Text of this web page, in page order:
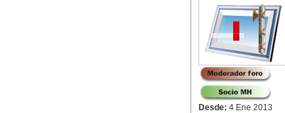
Desde: 4 Ene 2013